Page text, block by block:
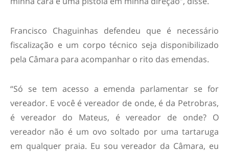
Francisco Chaguinhas defendeu que é necessário
fiscalização e um corpo técnico seja disponibilizado
pela Câmara para acompanhar o rito das emendas.
“Só se tem acesso a emenda parlamentar se for
vereador. E você é vereador de onde, é da Petrobras,
é vereador do Mateus, é vereador de onde? O
vereador não é um ovo soltado por uma tartaruga
em qualquer praia. Eu sou vereador da Câmara, eu